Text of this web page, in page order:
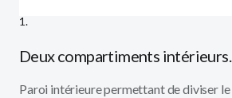
1.
Deux compartiments intérieurs.
Paroi intérieure permettant de diviser le